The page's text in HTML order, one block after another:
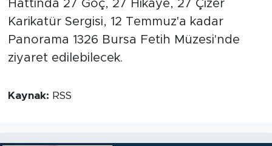
Hattında 27 Göç, 27 Hikâye, 27 Çizer
Karikatür Sergisi, 12 Temmuz'a kadar
Panorama 1326 Bursa Fetih Müzesi'nde
ziyaret edilebilecek.
Kaynak: RSS